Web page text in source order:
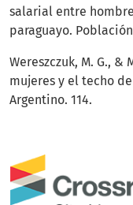
salarial entre
paraguayo.
Wereszczuk, M. G., &
mujeres y el techo
Argentino. 114.